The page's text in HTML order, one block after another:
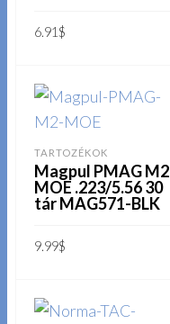
6.91$
TARTOZÉKOK
Magpul PMAG M2
MOE .223/5.56 30
tár MAG571-BLK
9.99$